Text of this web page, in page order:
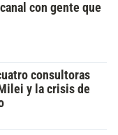
con gente que
consultoras
y la crisis de